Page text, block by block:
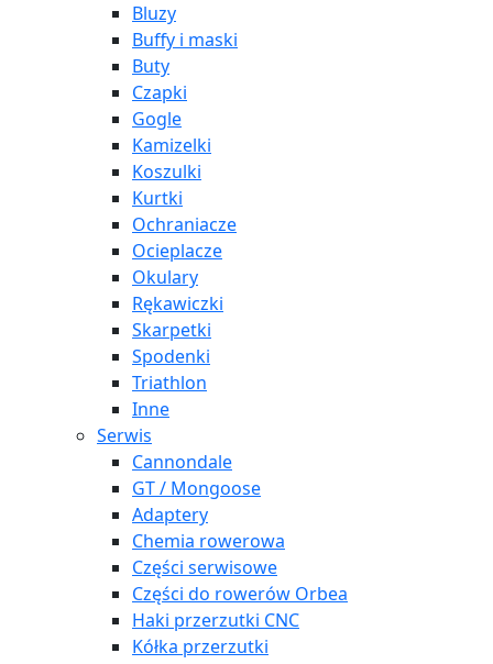
Bluzy
Buffy i maski
Buty
Czapki
Gogle
Kamizelki
Koszulki
Kurtki
Ochraniacze
Ocieplacze
Okulary
Rękawiczki
Skarpetki
Spodenki
Triathlon
Inne
Serwis
Cannondale
GT / Mongoose
Adaptery
Chemia rowerowa
Części serwisowe
Części do rowerów Orbea
Haki przerzutki CNC
Kółka przerzutki